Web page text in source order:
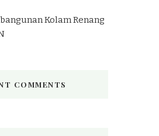
Kolam Renang
COMMENTS